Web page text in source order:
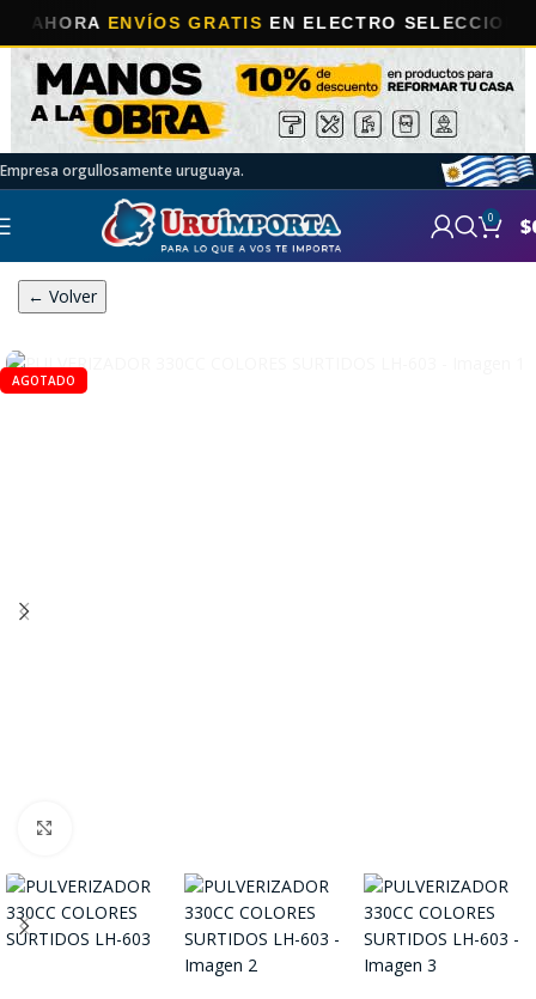
ENVÍOS GRATISEN ELECTRO SELECCIONADOS!
Empresa orgullosamente uruguaya.
0 $
← Volver
AGOTADO